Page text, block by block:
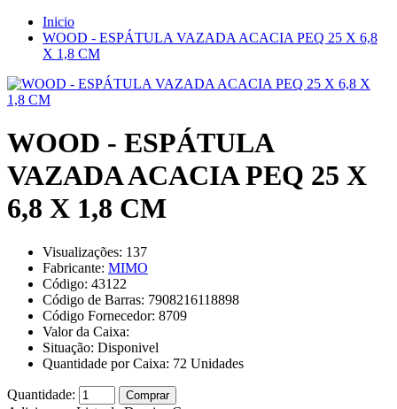
Inicio
WOOD - ESPÁTULA VAZADA ACACIA PEQ 25 X 6,8
X 1,8 CM
WOOD - ESPÁTULA
VAZADA ACACIA PEQ 25 X
6,8 X 1,8 CM
Visualizações: 137
Fabricante: MIMO
Código: 43122
Código de Barras: 7908216118898
Código Fornecedor: 8709
Valor da Caixa:
Situação: Disponivel
Quantidade por Caixa: 72 Unidades
Quantidade: Comprar